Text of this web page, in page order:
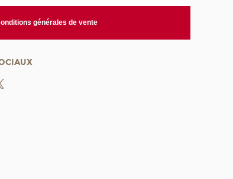
générales de vente